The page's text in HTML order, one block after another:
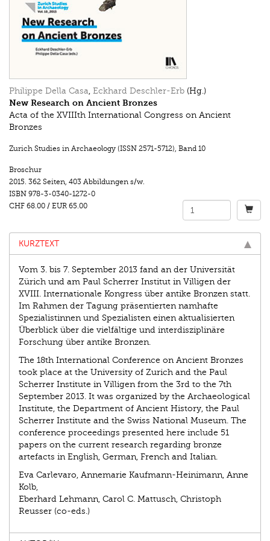
Philippe Della Casa, Eckhard Deschler-Erb (Hg.)
New Research on Ancient Bronzes
Acta of the XVIIIth International Congress on Ancient
Bronzes
Zurich Studies in Archaeology (ISSN 2571-5712), Band 10
Broschur
2015. 362 Seiten, 403 Abbildungen s/w.
ISBN 978-3-0340-1272-0
CHF 68.00 / EUR 65.00
KURZTEXT
Vom 3. bis 7. September 2013 fand an der Universität
Zürich und am Paul Scherrer Institut in Villigen der
XVIII. Internationale Kongress über antike Bronzen statt.
Im Rahmen der Tagung präsentierten namhafte
Spezialistinnen und Spezialisten einen aktualisierten
Überblick über die vielfältige und interdisziplinäre
Forschung über antike Bronzen.
The 18th International Conference on Ancient Bronzes
took place at the University of Zurich and the Paul
Scherrer Institute in Villigen from the 3rd to the 7th
September 2013. It was organized by the Archaeological
Institute, ­the Department of Ancient History, the Paul
Scherrer Institute and the Swiss National Museum. The
conference proceedings presented here include 51
papers on the current research regarding bronze
artefacts in English, German, French and Italian.
Eva Carlevaro, Annemarie Kaufmann-Heinimann, Anne
Kolb,
Eberhard Lehmann, Carol C. Mattusch, Christoph
Reusser (co-eds.)